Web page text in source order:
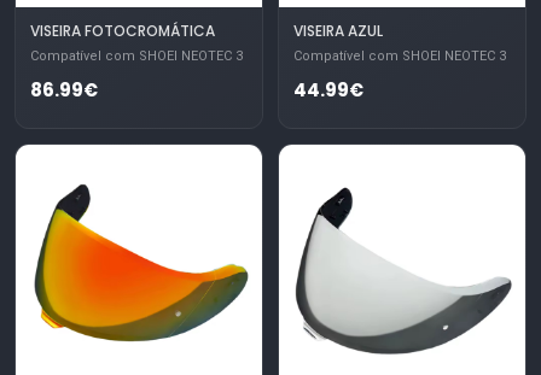
VISEIRA FOTOCROMÁTICA
Compatível com SHOEI NEOTEC 3
86.99€
VISEIRA AZUL
Compatível com SHOEI NEOTEC 3
44.99€